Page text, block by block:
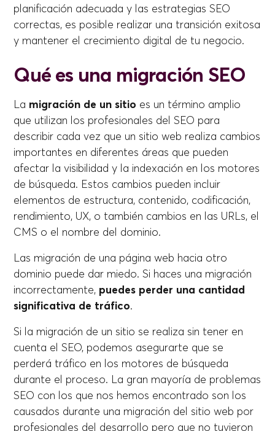
planificación adecuada y las estrategias SEO
correctas, es posible realizar una transición exitosa
y mantener el crecimiento digital de tu negocio.
Qué es una migración SEO
La migración de un sitio es un término amplio
que utilizan los profesionales del SEO para
describir cada vez que un sitio web realiza cambios
importantes en diferentes áreas que pueden
afectar la visibilidad y la indexación en los motores
de búsqueda. Estos cambios pueden incluir
elementos de estructura, contenido, codificación,
rendimiento, UX, o también cambios en las URLs, el
CMS o el nombre del dominio.
Las migración de una página web hacia otro
dominio puede dar miedo. Si haces una migración
incorrectamente, puedes perder una cantidad
significativa de tráfico.
Si la migración de un sitio se realiza sin tener en
cuenta el SEO, podemos asegurarte que se
perderá tráfico en los motores de búsqueda
durante el proceso. La gran mayoría de problemas
SEO con los que nos hemos encontrado son los
causados durante una migración del sitio web por
profesionales del desarrollo pero que no tuvieron